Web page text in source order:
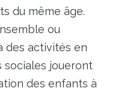
du même âge.
ou
des activités en
sociales joueront
des enfants à